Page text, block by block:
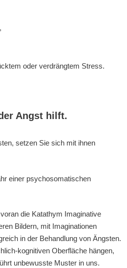
oder verdrängtem Stress.
Angst hilft.
setzen Sie sich mit ihnen
einer psychosomatischen
die Katathym Imaginative
Bildern, mit Imaginationen
in der Behandlung von Ängsten.
kognitiven Oberfläche hängen,
unbewusste Muster in uns.